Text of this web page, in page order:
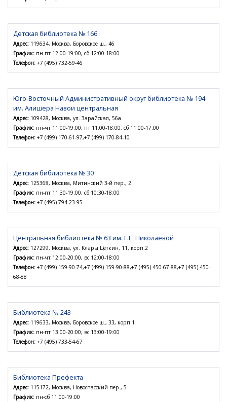
Детская библиотека № 166
Адрес: 119634, Москва, Боровское ш., 46
График: пн-пт 12:00-19:00, сб 12:00-18:00
Телефон: +7 (495) 732-59-46
Юго-Восточный Административный округ библиотека № 194
им. Алишера Навои центральная
Адрес: 109428, Москва, ул. Зарайская, 56а
График: пн-чт 11:00-19:00, пт 11:00-18:00, сб 11:00-17:00
Телефон: +7 (499) 170-61-97,+7 (499) 170-84-10
Детская библиотека № 30
Адрес: 125368, Москва, Митинский 3-й пер., 2
График: пн-пт 11:30-19:00, сб 10:30-18:00
Телефон: +7 (495) 794-23-95
Центральная библиотека № 63 им. Г.Е. Николаевой
Адрес: 127299, Москва, ул. Клары Цеткин, 11, корп.2
График: пн-чт 12:00-20:00, вс 12:00-18:00
Телефон: +7 (499) 159-90-74,+7 (499) 159-90-88,+7 (495) 450-67-88,+7 (495) 450-
68-88
Библиотека № 243
Адрес: 119633, Москва, Боровское ш., 33, корп.1
График: пн-пт 13:00-20:00, вс 13:00-19:00
Телефон: +7 (495) 733-54-67
Библиотека Префекта
Адрес: 115172, Москва, Новоспасский пер., 5
График: пн-сб 11:00-19:00